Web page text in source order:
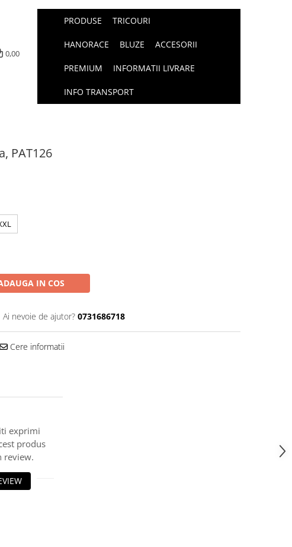
0,00
PRODUSE TRICOURI
HANORACE BLUZE ACCESORII
PREMIUM INFORMATII LIVRARE
INFO TRANSPORT
PAT126
IN COS
Ai nevoie de ajutor? 0731686718
Cere informatii
exprimi
produs
review.